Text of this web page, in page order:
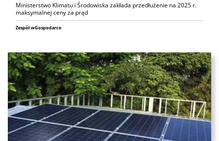
Ministerstwo Klimatu i Środowiska zakłada przedłużenie na 2025 r.
maksymalnej ceny za prąd
Zespół wGospodarce